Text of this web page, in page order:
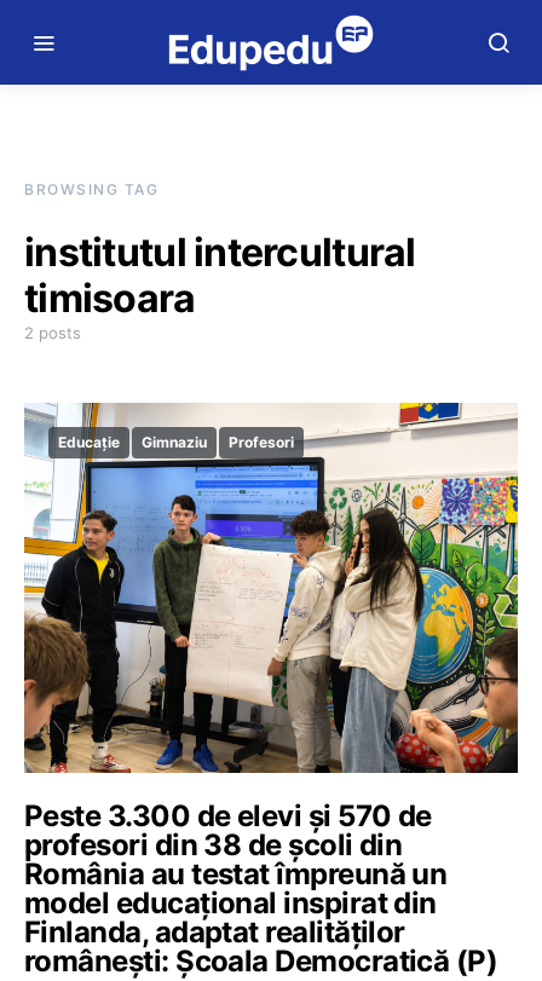
BROWSING TAG
institutul intercultural
timisoara
2 posts
Educație Gimnaziu Profesori
Peste 3.300 de elevi și 570 de
profesori din 38 de școli din
România au testat împreună un
model educațional inspirat din
Finlanda, adaptat realităților
românești: Școala Democratică (P)